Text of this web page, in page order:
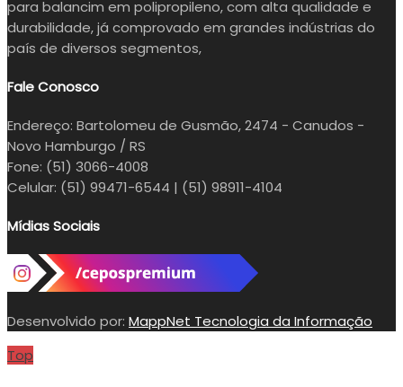
para balancim em polipropileno, com alta qualidade e
durabilidade, já comprovado em grandes indústrias do
país de diversos segmentos,
Fale Conosco
Endereço: Bartolomeu de Gusmão, 2474 - Canudos -
Novo Hamburgo / RS
Fone: (51) 3066-4008
Celular: (51) 99471-6544 | (51) 98911-4104
Mídias Sociais
Desenvolvido por: MappNet Tecnologia da Informação
Top